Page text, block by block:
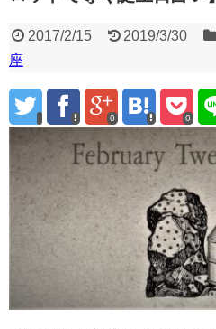
2017/2/15 2019/3/30
座
0 0